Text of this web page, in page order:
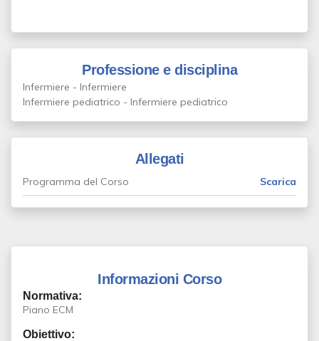
Professione e disciplina
Infermiere - Infermiere
Infermiere pediatrico - Infermiere pediatrico
Allegati
Programma del Corso Scarica
Informazioni Corso
Normativa:
Piano ECM
Obiettivo: